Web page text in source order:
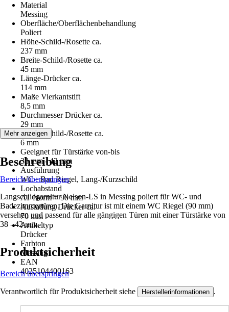
Material
Messing
Oberfläche/Oberflächenbehandlung
Poliert
Höhe-Schild-/Rosette ca.
237 mm
Breite-Schild-/Rosette ca.
45 mm
Länge-Drücker ca.
114 mm
Maße Vierkantstift
8,5 mm
Durchmesser Drücker ca.
29 mm
Stärke-Schild-/Rosette ca.
6 mm
Geeignet für Türstärke von-bis
38 mm - 42 mm
Ausführung
WC+ Bad Riegel, Lang-/Kurzschild
Lochabstand
AT Norm = 90 mm
Ausladung Drücker ca.
70 mm
Artikeltyp
Drücker
Farbton
Messing
EAN
4025104400163
Mehr anzeigen
Beschreibung
Bereich überspringen
Langschildgarnitur Nelson-LS in Messing poliert für WC- und
Badezimmertüren. Die Garnitur ist mit einem WC Riegel (90 mm)
versehen und passend für alle gängigen Türen mit einer Türstärke von
38 - 42 mm.
Produktsicherheit
Bereich überspringen
Verantwortlich für Produktsicherheit siehe Herstellerinformationen .